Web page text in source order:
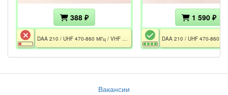
388 ₽
DAA 210 / UHF 470-860 МГц / VHF 47-230 МГц / FM / 36 дБ / 75 Om / DVB-T / DVB-T2 / Не включается / Без БП
1 590 ₽
Вакансии